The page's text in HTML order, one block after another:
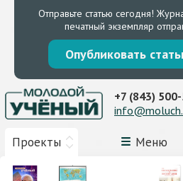
Отправьте статью сегодня!
печатный экземпляр
Опубликовать
Проекты Меню
+7 (843)